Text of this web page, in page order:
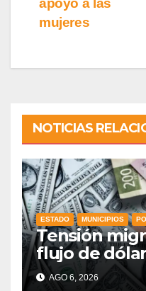
apoyo a las
mujeres
NOTICIAS
ESTADO MUNICIPIOS
Tensión
flujo de
municipios
AGO 6, 2026